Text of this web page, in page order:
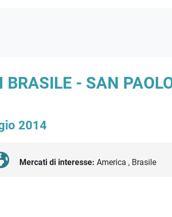
- SAN
2014
Mercati di interesse: America , Brasile